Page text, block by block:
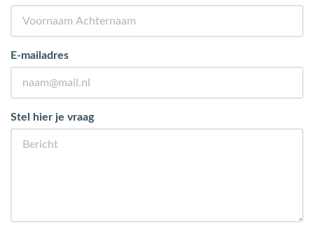
E-mailadres
Stel hier je vraag